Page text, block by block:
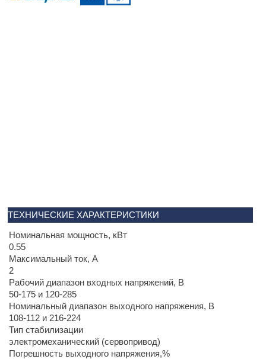
ТЕХНИЧЕСКИЕ ХАРАКТЕРИСТИКИ
Номинальная мощность, кВт
0.55
Максимальный ток, А
2
Рабочий диапазон входных напряжений, В
50-175 и 120-285
Номинальный диапазон выходного напряжения, В
108-112 и 216-224
Тип стабилизации
электромеханический (сервопривод)
Погрешность выходного напряжения,%